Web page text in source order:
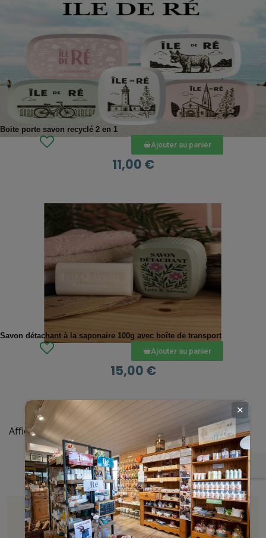
APERÇU RAPIDE
Boite porte savon recyclé 2 en 1
Ajouter au panier
11,00 €
APERÇU RAPIDE
Savon détachant à la saponaire 100g avec boîte de transport
Ajouter au panier
15,00 €
Affichage 1-8 de 8 article(s)
RETOUR EN HAUT
BOÎTES À SAVON
✕